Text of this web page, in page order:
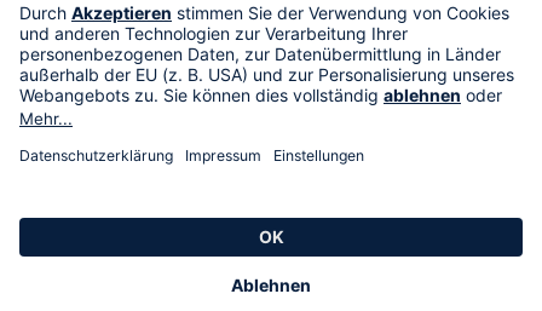
HSE International